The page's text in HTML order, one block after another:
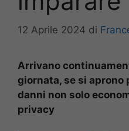
12 Aprile 2024 di
Arrivano
giornata, se si aprono
danni non solo
privacy